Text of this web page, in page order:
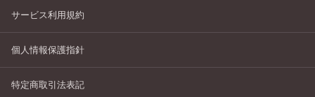
サービス利用規約
個人情報保護指針
特定商取引法表記